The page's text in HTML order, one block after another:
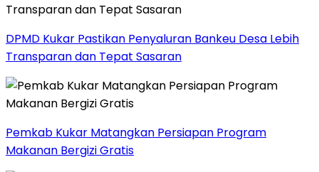
DPMD Kukar Pastikan Penyaluran Bankeu Desa Lebih
Transparan dan Tepat Sasaran
Pemkab Kukar Matangkan Persiapan Program
Makanan Bergizi Gratis